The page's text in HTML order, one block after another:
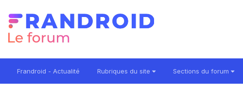
Frandroid - Actualité Rubriques du site Sections du forum